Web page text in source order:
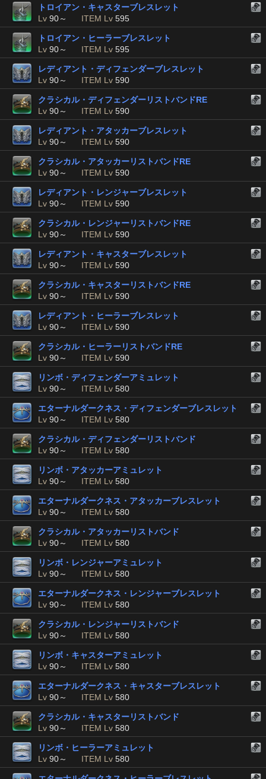
トロイアン・キャスターブレスレット
Lv 90～ ITEM Lv 595
トロイアン・ヒーラーブレスレット
Lv 90～ ITEM Lv 595
レディアント・ディフェンダーブレスレット
Lv 90～ ITEM Lv 590
クラシカル・ディフェンダーリストバンドRE
Lv 90～ ITEM Lv 590
レディアント・アタッカーブレスレット
Lv 90～ ITEM Lv 590
クラシカル・アタッカーリストバンドRE
Lv 90～ ITEM Lv 590
レディアント・レンジャーブレスレット
Lv 90～ ITEM Lv 590
クラシカル・レンジャーリストバンドRE
Lv 90～ ITEM Lv 590
レディアント・キャスターブレスレット
Lv 90～ ITEM Lv 590
クラシカル・キャスターリストバンドRE
Lv 90～ ITEM Lv 590
レディアント・ヒーラーブレスレット
Lv 90～ ITEM Lv 590
クラシカル・ヒーラーリストバンドRE
Lv 90～ ITEM Lv 590
リンボ・ディフェンダーアミュレット
Lv 90～ ITEM Lv 580
エターナルダークネス・ディフェンダーブレスレット
Lv 90～ ITEM Lv 580
クラシカル・ディフェンダーリストバンド
Lv 90～ ITEM Lv 580
リンボ・アタッカーアミュレット
Lv 90～ ITEM Lv 580
エターナルダークネス・アタッカーブレスレット
Lv 90～ ITEM Lv 580
クラシカル・アタッカーリストバンド
Lv 90～ ITEM Lv 580
リンボ・レンジャーアミュレット
Lv 90～ ITEM Lv 580
エターナルダークネス・レンジャーブレスレット
Lv 90～ ITEM Lv 580
クラシカル・レンジャーリストバンド
Lv 90～ ITEM Lv 580
リンボ・キャスターアミュレット
Lv 90～ ITEM Lv 580
エターナルダークネス・キャスターブレスレット
Lv 90～ ITEM Lv 580
クラシカル・キャスターリストバンド
Lv 90～ ITEM Lv 580
リンボ・ヒーラーアミュレット
Lv 90～ ITEM Lv 580